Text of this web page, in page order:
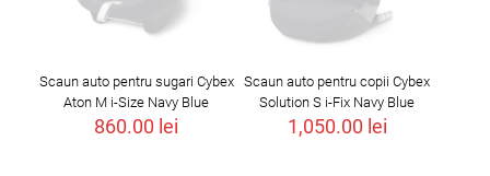
Scaun auto pentru sugari Cybex
Aton M i-Size Navy Blue
860.00 lei
Scaun auto pentru copii Cybex
Solution S i-Fix Navy Blue
1,050.00 lei